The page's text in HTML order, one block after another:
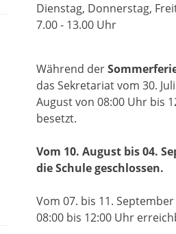
Dienstag, Donnerstag,
7.00 - 13.00 Uhr
Während der
das Sekretariat vom 30.
August von 08:00 Uhr bis
besetzt.
Vom 10. August bis 04.
die Schule geschlossen.
Vom 07. bis 11.
08:00 bis 12:00 Uhr